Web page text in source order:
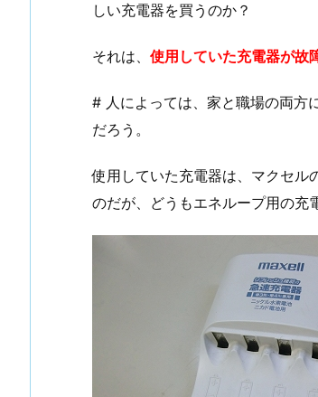
しい充電器を買うのか？
それは、 使用していた充電器が故
# 人によっては、家と職場の両方
だろう。
使用していた充電器は、マクセ
のだが、どうもエネループ用の充